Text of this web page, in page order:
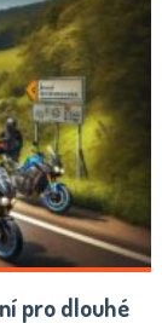
pro dlouhé